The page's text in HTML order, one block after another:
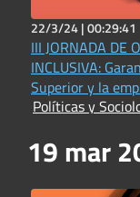
22/3/24 |00:29:41
III JORNADA DE
INCLUSIVA:
Superior y la
Políticas y
19 mar